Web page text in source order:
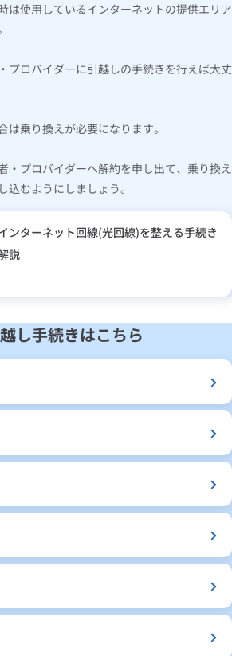
は使用しているインターネットの提供エリア
プロバイダーに引越しの手続きを行えば大丈
は乗り換えが必要になります。
・プロバイダーへ解約を申し出て、乗り換え
込むようにしましょう。
ンターネット回線(光回線)を整える手続き
説
し手続きはこちら